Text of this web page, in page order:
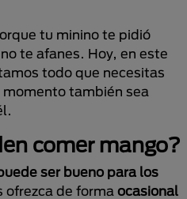
tu minino te pidió
te afanes. Hoy, en este
todo que necesitas
también sea
comer mango?
ser bueno para los
ofrezca de forma ocasional